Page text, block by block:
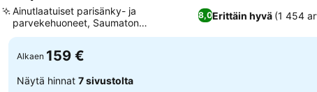
8,0Erittäin hyvä (1 454
Ainutlaatuiset parisänky- ja
parvekehuoneet, Saumaton
sisäänkirjautuminen pubissa
Alkaen 159 €
Näytä hinnat 7 sivustolta